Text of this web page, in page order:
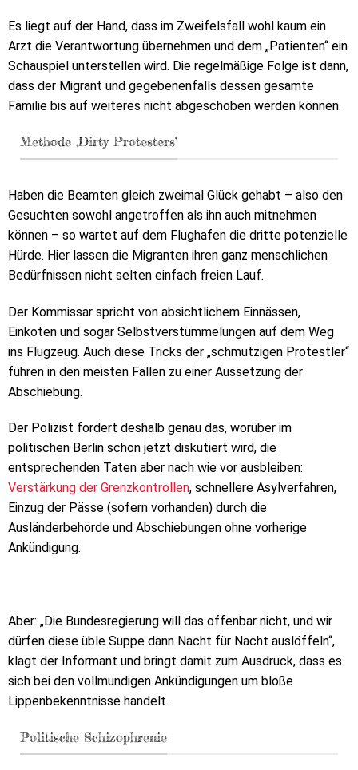
Es liegt auf der Hand, dass im Zweifelsfall wohl kaum ein
Arzt die Verantwortung übernehmen und dem „Patienten“ ein
Schauspiel unterstellen wird. Die regelmäßige Folge ist dann,
dass der Migrant und gegebenenfalls dessen gesamte
Familie bis auf weiteres nicht abgeschoben werden können.
Methode ‚Dirty Protesters‘
Haben die Beamten gleich zweimal Glück gehabt – also den
Gesuchten sowohl angetroffen als ihn auch mitnehmen
können – so wartet auf dem Flughafen die dritte potenzielle
Hürde. Hier lassen die Migranten ihren ganz menschlichen
Bedürfnissen nicht selten einfach freien Lauf.
Der Kommissar spricht von absichtlichem Einnässen,
Einkoten und sogar Selbstverstümmelungen auf dem Weg
ins Flugzeug. Auch diese Tricks der „schmutzigen Protestler“
führen in den meisten Fällen zu einer Aussetzung der
Abschiebung.
Der Polizist fordert deshalb genau das, worüber im
politischen Berlin schon jetzt diskutiert wird, die
entsprechenden Taten aber nach wie vor ausbleiben:
Verstärkung der Grenzkontrollen, schnellere Asylverfahren,
Einzug der Pässe (sofern vorhanden) durch die
Ausländerbehörde und Abschiebungen ohne vorherige
Ankündigung.
Aber: „Die Bundesregierung will das offenbar nicht, und wir
dürfen diese üble Suppe dann Nacht für Nacht auslöffeln“,
klagt der Informant und bringt damit zum Ausdruck, dass es
sich bei den vollmundigen Ankündigungen um bloße
Lippenbekenntnisse handelt.
Politische Schizophrenie